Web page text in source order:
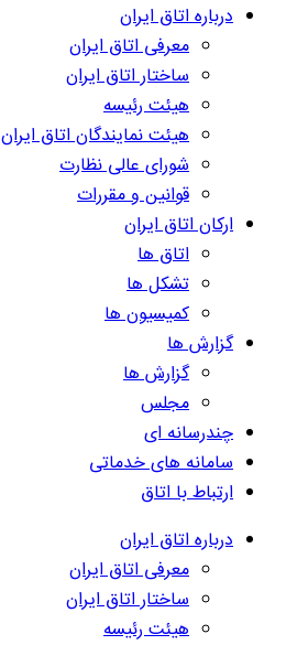
درباره اتاق ایران
معرفی اتاق ایران
ساختار اتاق ایران
هیئت رئیسه
هیئت نمایندگان اتاق ایران
شورای عالی نظارت
قوانین و مقررات
ارکان اتاق ایران
اتاق ها
تشکل ها
کمیسیون ها
گزارش ها
گزارش ها
مجلس
چندرسانه ای
سامانه های خدماتی
ارتباط با اتاق
درباره اتاق ایران
معرفی اتاق ایران
ساختار اتاق ایران
هیئت رئیسه